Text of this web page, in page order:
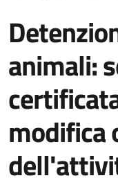
animali:
modifica